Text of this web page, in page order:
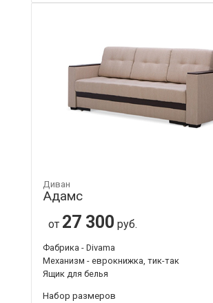
Диван
Адамс
от 27 300 руб.
Фабрика - Divama
Механизм - еврокнижка, тик-так
Ящик для белья
Набор размеров